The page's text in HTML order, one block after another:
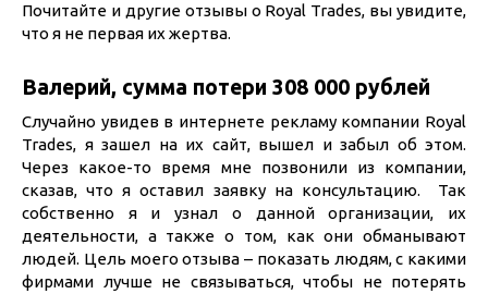
Почитайте и другие отзывы о Royal Trades, вы увидите,
что я не первая их жертва.
Валерий, сумма потери 308 000 рублей
Случайно увидев в интернете рекламу компании Royal
Trades, я зашел на их сайт, вышел и забыл об этом.
Через какое-то время мне позвонили из компании,
сказав, что я оставил заявку на консультацию. Так
собственно я и узнал о данной организации, их
деятельности, а также о том, как они обманывают
людей. Цель моего отзыва – показать людям, с какими
фирмами лучше не связываться, чтобы не потерять